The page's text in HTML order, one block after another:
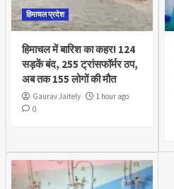
हिमाचल प्रदेश
हिमाचल में बारिश का कहर! 124
सड़कें बंद, 255 ट्रांसफॉर्मर ठप,
अब तक 155 लोगों की मौत
Gaurav Jaitely
1 hour ago
0